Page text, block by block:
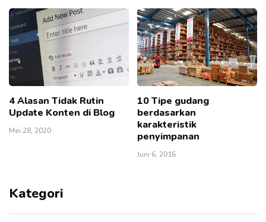
4 Alasan Tidak Rutin
Update Konten di Blog
Mei 28, 2020
10 Tipe gudang
berdasarkan
karakteristik
penyimpanan
Juni 6, 2016
Kategori